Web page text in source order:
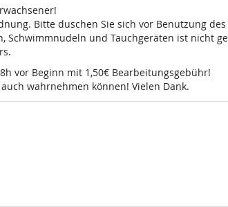
Bitte duschen Sie sich vor Benutzung
und Tauchgeräten ist nicht
vor Beginn mit 1,50€ Bearbeitungsgebühr!
wahrnehmen können! Vielen Dank.